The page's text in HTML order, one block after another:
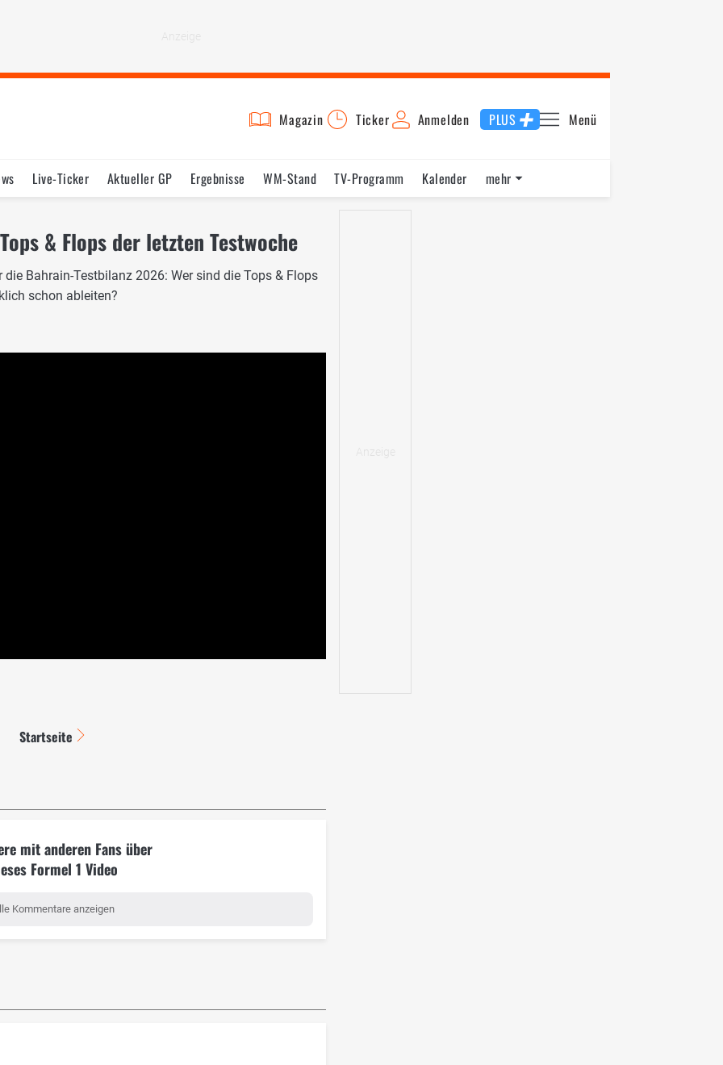
Magazin Ticker Anmelden PLUS Menü
Live-Ticker Aktueller GP Ergebnisse WM-Stand TV-Programm
Kalender
mehr
& Flops der letzten Testwoche
Bahrain-Testbilanz 2026: Wer sind die Tops & Flops
schon ableiten?
Startseite
mit anderen Fans über
Formel 1 Video
Kommentare anzeigen